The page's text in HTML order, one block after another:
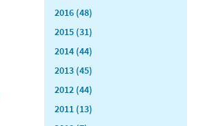
2016 (48)
2015 (31)
2014 (44)
2013 (45)
2012 (44)
2011 (13)